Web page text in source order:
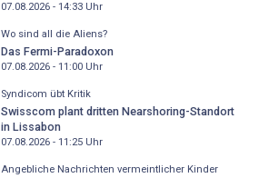
07.08.2026 - 14:33Uhr
Wo sind all die Aliens?
Das Fermi-Paradoxon
07.08.2026 - 11:00Uhr
Syndicom übt Kritik
Swisscom plant dritten Nearshoring-Standort
in Lissabon
07.08.2026 - 11:25Uhr
Angebliche Nachrichten vermeintlicher Kinder